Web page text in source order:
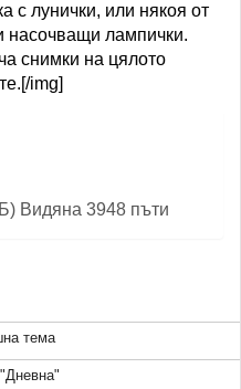
с лунички, или някоя от
насочващи лампички.
снимки на цялото
img]
Видяна 3948 пъти
тема